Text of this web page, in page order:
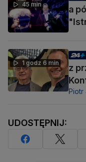
45 min
a
1 godz 6 min
z
Piotr
UDOSTĘPNIJ: